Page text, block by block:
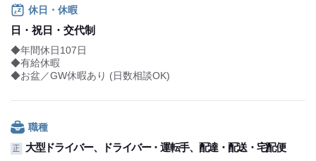
休日・休暇
日・祝日・交代制
◆年間休日107日
◆有給休暇
◆お盆／GW休暇あり (日数相談OK)
職種
正 大型ドライバー、ドライバー・運転手、配達・配送・宅配便